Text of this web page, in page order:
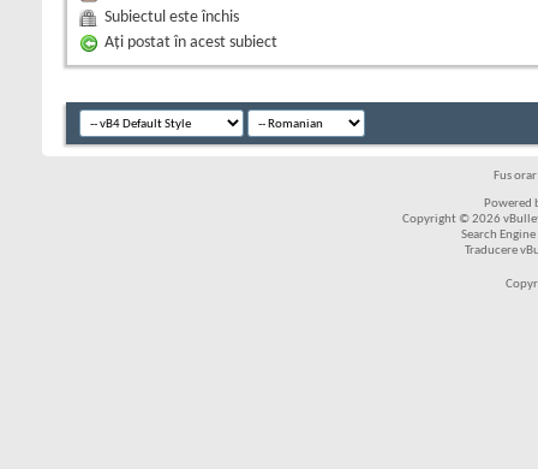
Subiectul este închis
Aţi postat în acest subiect
Fus
Powered
Copyright © 2026
Search
Traducere